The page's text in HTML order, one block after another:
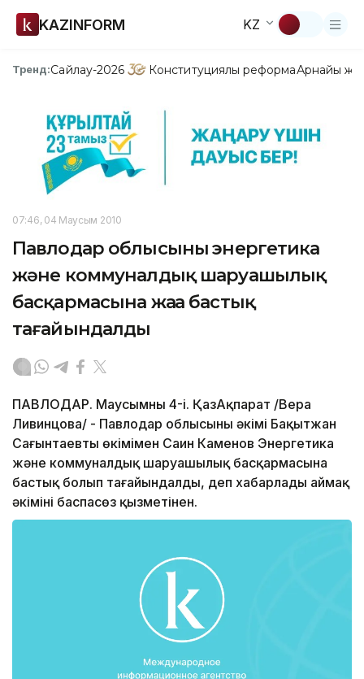
KAZINFORM KZ
Тренд:Сайлау-2026 Конституциялық реформаАрнайы
07:46, 04 Маусым 2010
Павлодар облысының энергетика
және коммуналдық шаруашылық
басқармасына жаңа бастық
тағайындалды
ПАВЛОДАР. Маусымның 4-і. ҚазАқпарат /Вера
Ливинцова/ - Павлодар облысының әкімі Бақытжан
Сағынтаевтың өкімімен Саин Каменов Энергетика
және коммуналдық шаруашылық басқармасына
бастық болып тағайындалды, деп хабарлады аймақ
әкімінің баспасөз қызметінен.